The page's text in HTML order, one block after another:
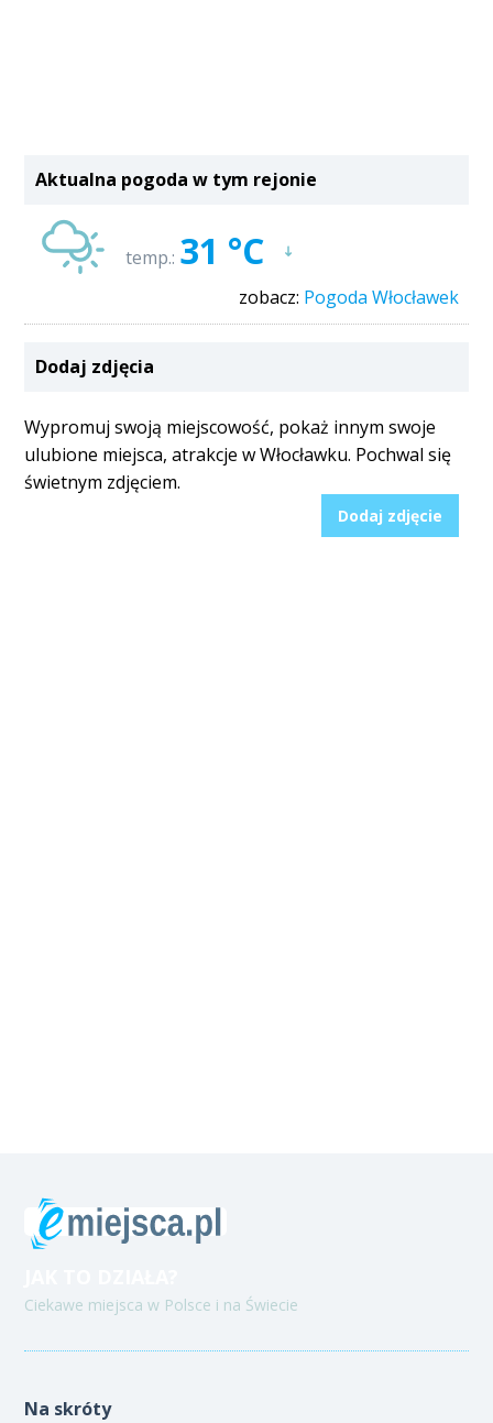
Aktualna pogoda w tym rejonie
temp.: 31 °C
zobacz: Pogoda Włocławek
Dodaj zdjęcia
Wypromuj swoją miejscowość, pokaż innym swoje
ulubione miejsca, atrakcje w Włocławku. Pochwal się
świetnym zdjęciem.
Dodaj zdjęcie
Ciekawe miejsca w Polsce i na Świecie
Na skróty